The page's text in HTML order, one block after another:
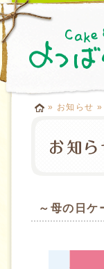
» お知らせ »
～母の日ケ